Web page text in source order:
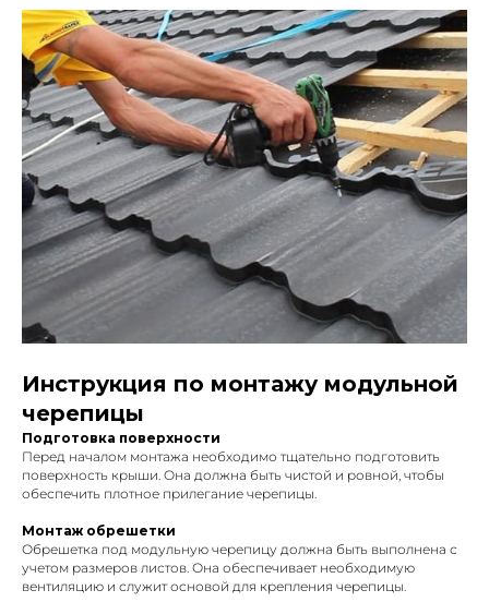
Инструкция по монтажу модульной
черепицы
Подготовка поверхности
Перед началом монтажа необходимо тщательно подготовить
поверхность крыши. Она должна быть чистой и ровной, чтобы
обеспечить плотное прилегание черепицы.
Монтаж обрешетки
Обрешетка под модульную черепицу должна быть выполнена с
учетом размеров листов. Она обеспечивает необходимую
вентиляцию и служит основой для крепления черепицы.